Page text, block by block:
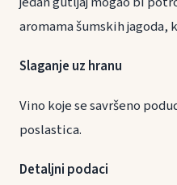
aromama šumskih jagoda,
Slaganje uz hranu
Vino koje se savršeno
poslastica.
Detaljni podaci